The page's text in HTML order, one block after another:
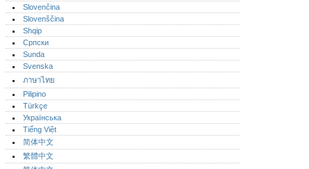
Slovenčina
Slovenščina
Shqip
Српски
Sunda
Svenska
ภาษาไทย
Pilipino
Türkçe
Українська
Tiếng Việt
简体中文
繁體中文